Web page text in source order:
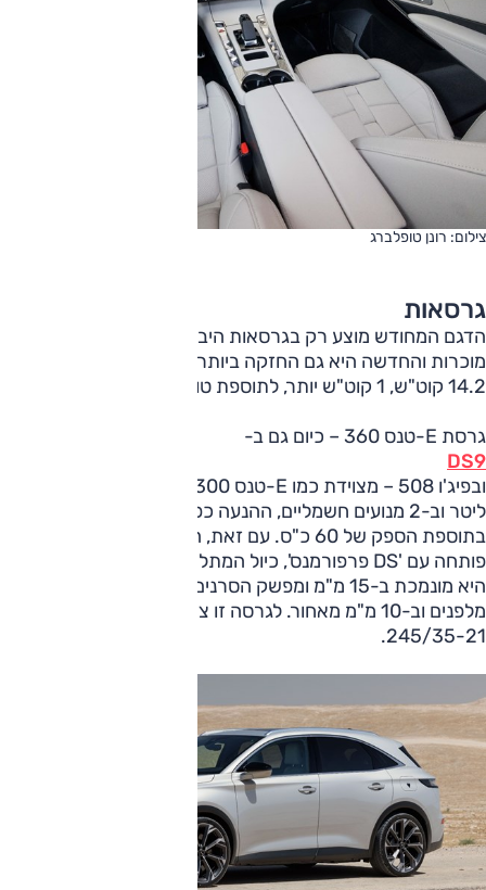
צילום: רונן טופלברג
גרסאות
הדגם המחודש מוצע רק בגרסאות היברידיות-נטענות, רובן
מוכרות והחדשה היא גם החזקה ביותר. בנוסף, לסוללה כעת
14.2 קוט"ש, 1 קוט"ש יותר, לתוספת טווח עד 16 ק"מ.
גרסת E-טנס 360 – כיום גם ב-
DS9
ליטר וב-2 מנועים חשמליים, ההנעה כפולה וההבדל היחיד הוא
בתוספת הספק של 60 כ"ס. עם זאת, הגרסה החזקה יותר,
פותחה עם 'DS פרפורמנס', כיול המתלים שונה, הבולמים אחרים,
245/35-21.